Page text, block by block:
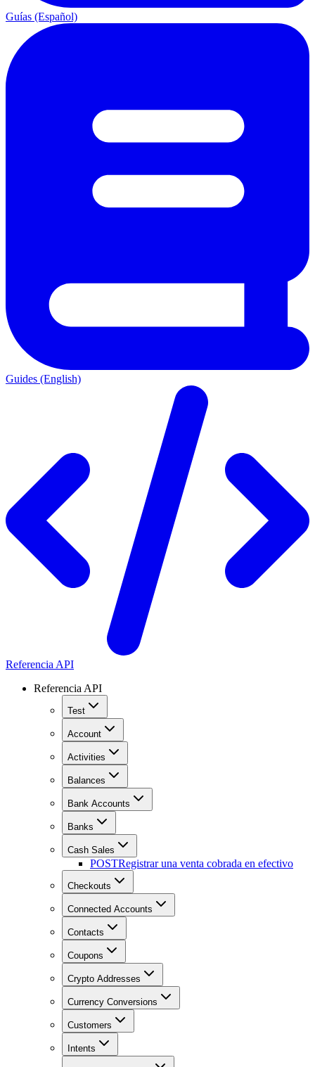
Guías (Español)
Guides (English)
Referencia API
Referencia API
Test
Account
Activities
Balances
Bank Accounts
Banks
Cash Sales
POSTRegistrar una venta cobrada en efectivo
Checkouts
Connected Accounts
Contacts
Coupons
Crypto Addresses
Currency Conversions
Customers
Intents